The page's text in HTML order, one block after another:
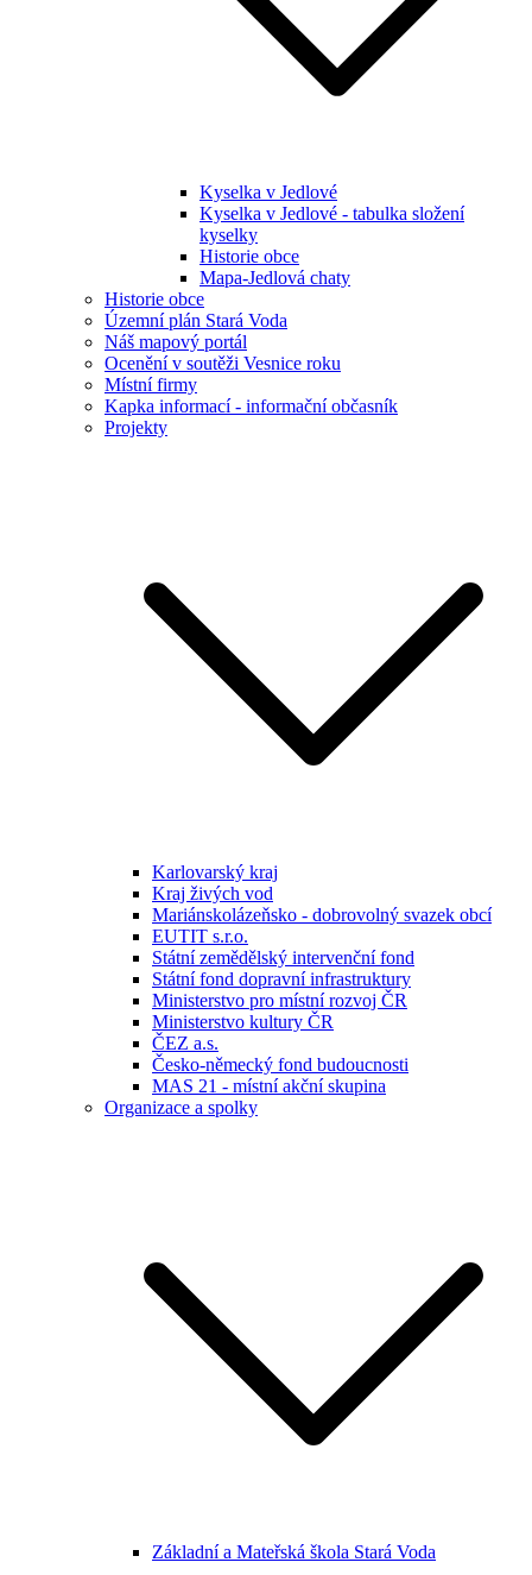
Kyselka v Jedlové
Kyselka v Jedlové - tabulka složení
kyselky
Historie obce
Mapa-Jedlová chaty
Historie obce
Územní plán Stará Voda
Náš mapový portál
Ocenění v soutěži Vesnice roku
Místní firmy
Kapka informací - informační občasník
Projekty
Karlovarský kraj
Kraj živých vod
Mariánskolázeňsko - dobrovolný svazek obcí
EUTIT s.r.o.
Státní zemědělský intervenční fond
Státní fond dopravní infrastruktury
Ministerstvo pro místní rozvoj ČR
Ministerstvo kultury ČR
ČEZ a.s.
Česko-německý fond budoucnosti
MAS 21 - místní akční skupina
Organizace a spolky
Základní a Mateřská škola Stará Voda